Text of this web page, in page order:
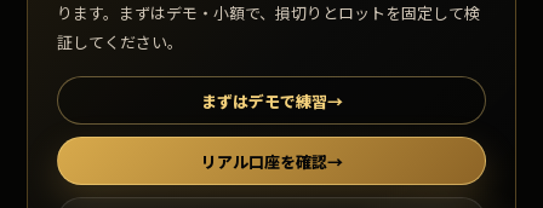
ります。まずはデモ・小額で、損切りとロットを固定して検
証してください。
まずはデモで練習→
リアル口座を確認→